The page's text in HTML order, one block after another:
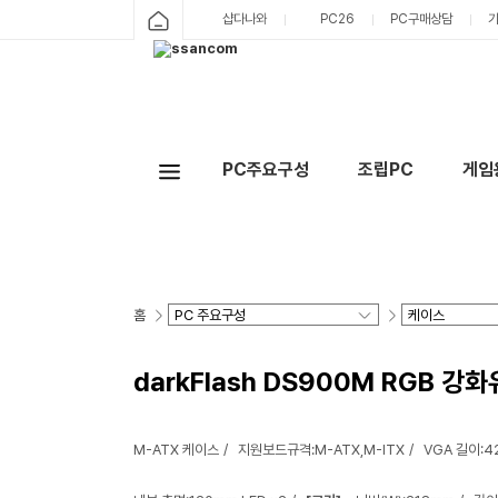
샵다나와 PC26 PC구매상담
PC주요구성 조립PC 게
홈
darkFlash DS900M RGB 강화
M-ATX 케이스 지원보드규격:M-ATX,M-ITX VGA 길이